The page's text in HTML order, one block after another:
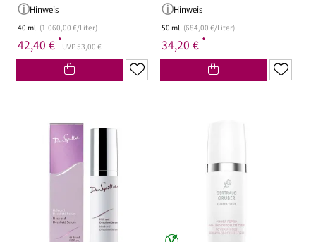
Hinweis
40 ml (1.060,00 €/Liter)
42,40 € *UVP 53,00 €
Hinweis
50 ml (684,00 €/Liter)
34,20 € *